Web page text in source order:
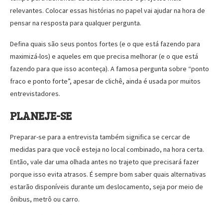
relevantes. Colocar essas histórias no papel vai ajudar na hora de
pensar na resposta para qualquer pergunta.
Defina quais são seus pontos fortes (e o que está fazendo para
maximizá-los) e aqueles em que precisa melhorar (e o que está
fazendo para que isso aconteça). A famosa pergunta sobre “ponto
fraco e ponto forte”, apesar de clichê, ainda é usada por muitos
entrevistadores.
PLANEJE-SE
Preparar-se para a entrevista também significa se cercar de
medidas para que você esteja no local combinado, na hora certa.
Então, vale dar uma olhada antes no trajeto que precisará fazer
porque isso evita atrasos. É sempre bom saber quais alternativas
estarão disponíveis durante um deslocamento, seja por meio de
ônibus, metrô ou carro.